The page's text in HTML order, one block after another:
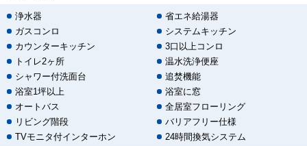
浄水器
省エネ給湯器
ガスコンロ
システムキッチン
カウンターキッチン
3口以上コンロ
トイレ2ヶ所
温水洗浄便座
シャワー付洗面台
追焚機能
浴室1坪以上
浴室に窓
オートバス
全居室フローリング
リビング階段
バリアフリー仕様
TVモニタ付インターホン
24時間換気システム